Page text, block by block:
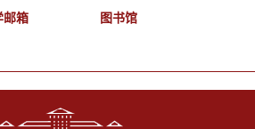
邮箱
图书馆